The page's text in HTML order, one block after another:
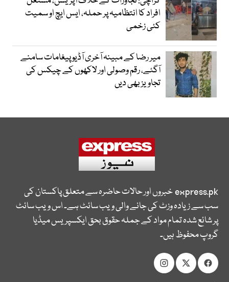
افراد کا انتظامیہ پر حملہ، ایس ایچ او سمیت
کئی زخمی
میر رضا کے مبینہ آخری آڈیو پیغامات سامنے
آگئے، رقم وصولی اور لاکھوں کے چیکس کی
تجاویز بھی دیں
express.pkخبروں اور حالات حاضرہ سے متعلق پاکستان کی
سب سے زیادہ وزٹ کی جانے والی ویب سائٹ ہے۔ اس ویب سائٹ
پر شائع شدہ تمام مواد کے جملہ حقوق بحق ایکسپریس میڈیا
گروپ محفوظ ہیں۔